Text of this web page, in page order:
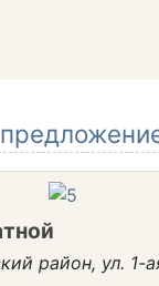
район, ул. 1-